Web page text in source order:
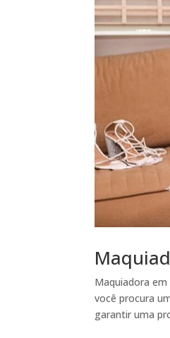
Maquiadora
você procura
garantir uma